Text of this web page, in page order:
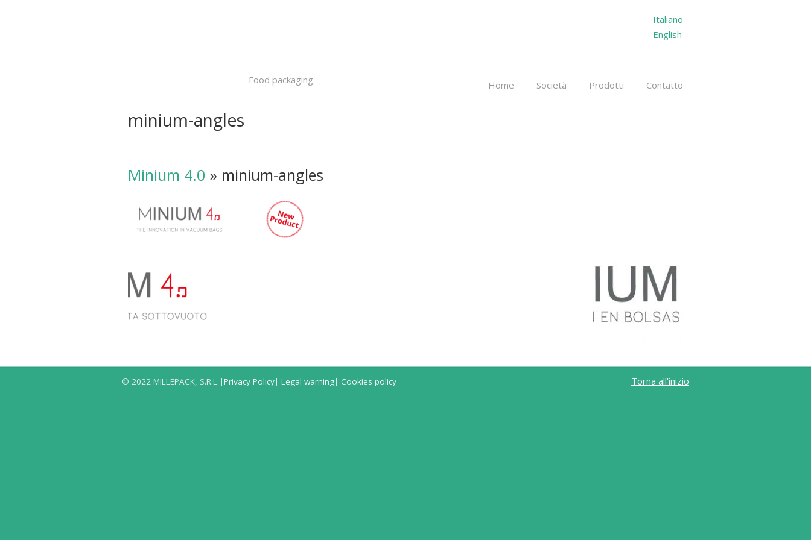
Food packaging
Italiano
English
Home Società Prodotti Contatto
minium-angles
Minium 4.0 » minium-angles
© 2022 MILLEPACK, S.R.L |Privacy Policy| Legal warning| Cookies policy Torna all'inizio